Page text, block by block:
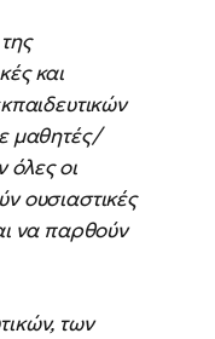
και
μαθητές/
όλες οι
ουσιαστικές
να παρθούν
των